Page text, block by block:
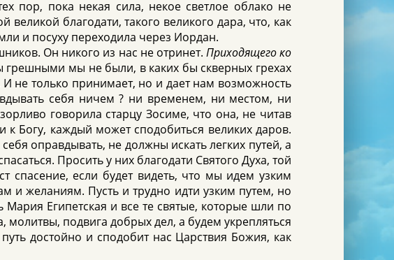
пор, пока некая сила, некое светлое облако не
благодати, такого великого дара, что, как
и посуху переходила через Иордан.
Он никого из нас не отринет. Приходящего ко
грешными мы не были, в каких бы скверных грехах
не только принимает, но и дает нам возможность
себя ничем ? ни временем, ни местом, ни
говорила старцу Зосиме, что она, не читав
Богу, каждый может сподобиться великих даров.
оправдывать, не должны искать легких путей, а
Просить у них благодати Святого Духа, той
спасение, если будет видеть, что мы идем узким
и желаниям. Пусть и трудно идти узким путем, но
Египетская и все те святые, которые шли по
молитвы, подвига добрых дел, а будем укрепляться
достойно и сподобит нас Царствия Божия, как